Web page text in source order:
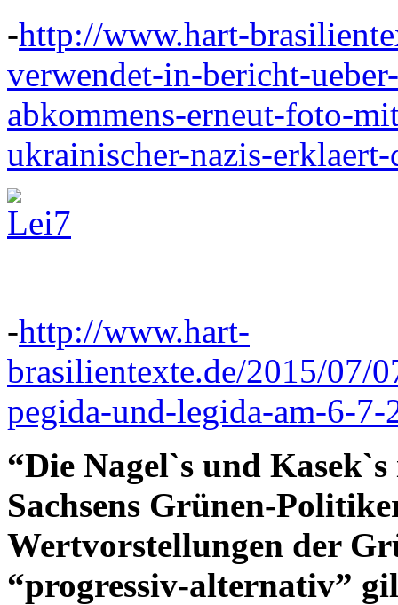
-http://www.hart-
verwendet-in-bericht-
abkommens-erneut-foto-
ukrainischer-nazis-
-http://www.hart-
brasilientexte.de/2015/07/
pegida-und-legida-am-6-
“Die Nagel`s und
Sachsens Grünen-
Wertvorstellungen der
“progressiv-alternativ”